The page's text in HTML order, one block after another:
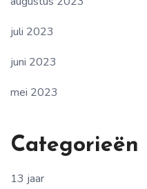
juli 2023
juni 2023
mei 2023
Categorieën
13 jaar